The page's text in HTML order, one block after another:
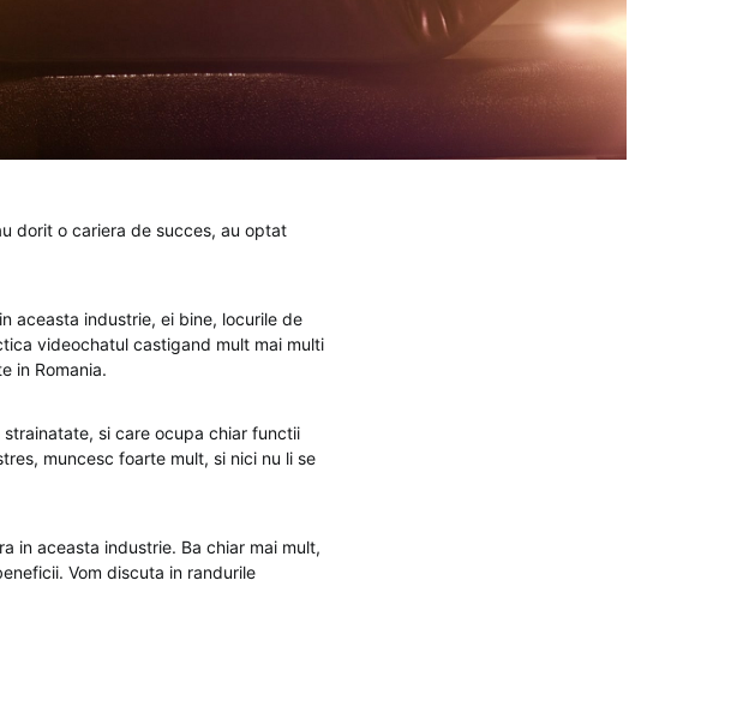
dorit o cariera de succes, au optat
aceasta industrie, ei bine, locurile de
videochatul castigand mult mai multi
in Romania.
si care ocupa chiar functii
muncesc foarte mult, si nici nu li se
in aceasta industrie. Ba chiar mai mult,
Vom discuta in randurile